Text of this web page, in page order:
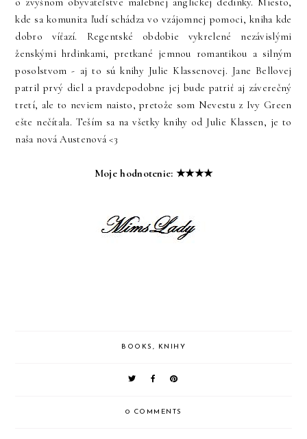
kde sa komunita ľudí schádza vo vzájomnej pomoci, kniha kde
dobro víťazí. Regentské obdobie vykrelené nezávislými
ženskými hrdinkami, pretkané jemnou romantikou a silným
posolstvom - aj to sú knihy Julie Klassenovej. Jane Bellovej
patril prvý diel a pravdepodobne jej bude patriť aj záverečný
tretí, ale to neviem naisto, pretože som Nevestu z Ivy Green
ešte nečítala. Teším sa na všetky knihy od Julie Klassen, je to
naša nová Austenová <3
Moje hodnotenie: ★★★★
BOOKS , KNIHY
0 COMMENTS